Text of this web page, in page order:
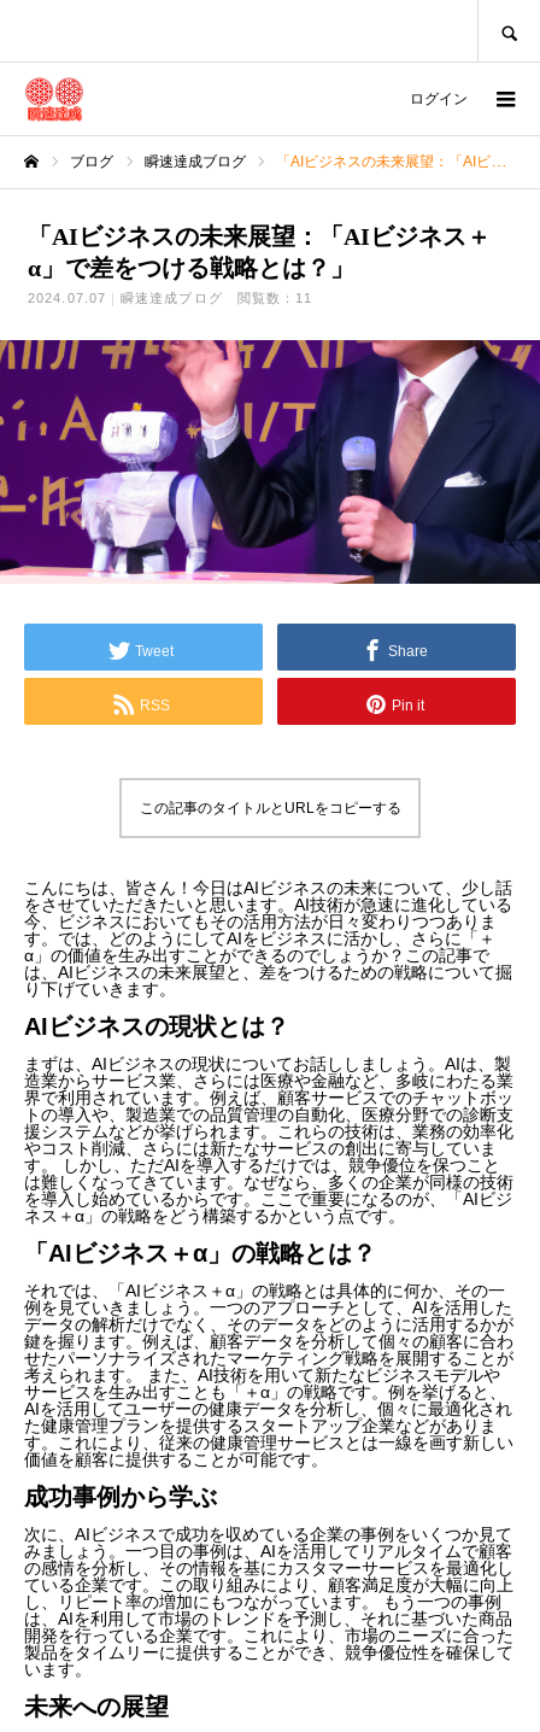
ログイン
ブログ 瞬速達成ブログ 「AIビジネスの未来展望：「AIビジネス＋α」で差をつける戦略とは？」
「AIビジネスの未来展望：「AIビジネス＋
α」で差をつける戦略とは？」
2024.07.07 瞬速達成ブログ 閲覧数：11
Tweet Share
RSS Pin it
この記事のタイトルとURLをコピーする
こんにちは、皆さん！今日はAIビジネスの未来について、少し話
をさせていただきたいと思います。AI技術が急速に進化している
今、ビジネスにおいてもその活用方法が日々変わりつつありま
す。では、どのようにしてAIをビジネスに活かし、さらに「＋
α」の価値を生み出すことができるのでしょうか？この記事で
は、AIビジネスの未来展望と、差をつけるための戦略について掘
り下げていきます。
AIビジネスの現状とは？
まずは、AIビジネスの現状についてお話ししましょう。AIは、製
造業からサービス業、さらには医療や金融など、多岐にわたる業
界で利用されています。例えば、顧客サービスでのチャットボッ
トの導入や、製造業での品質管理の自動化、医療分野での診断支
援システムなどが挙げられます。これらの技術は、業務の効率化
やコスト削減、さらには新たなサービスの創出に寄与していま
す。 しかし、ただAIを導入するだけでは、競争優位を保つこと
は難しくなってきています。なぜなら、多くの企業が同様の技術
を導入し始めているからです。ここで重要になるのが、「AIビジ
ネス＋α」の戦略をどう構築するかという点です。
「AIビジネス＋α」の戦略とは？
それでは、「AIビジネス＋α」の戦略とは具体的に何か、その一
例を見ていきましょう。一つのアプローチとして、AIを活用した
データの解析だけでなく、そのデータをどのように活用するかが
鍵を握ります。例えば、顧客データを分析して個々の顧客に合わ
せたパーソナライズされたマーケティング戦略を展開することが
考えられます。 また、AI技術を用いて新たなビジネスモデルや
サービスを生み出すことも「＋α」の戦略です。例を挙げると、
AIを活用してユーザーの健康データを分析し、個々に最適化され
た健康管理プランを提供するスタートアップ企業などがありま
す。これにより、従来の健康管理サービスとは一線を画す新しい
価値を顧客に提供することが可能です。
成功事例から学ぶ
次に、AIビジネスで成功を収めている企業の事例をいくつか見て
みましょう。一つ目の事例は、AIを活用してリアルタイムで顧客
の感情を分析し、その情報を基にカスタマーサービスを最適化し
ている企業です。この取り組みにより、顧客満足度が大幅に向上
し、リピート率の増加にもつながっています。 もう一つの事例
は、AIを利用して市場のトレンドを予測し、それに基づいた商品
開発を行っている企業です。これにより、市場のニーズに合った
製品をタイムリーに提供することができ、競争優位性を確保して
います。
未来への展望